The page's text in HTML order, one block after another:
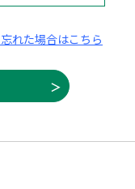
れた場合はこちら